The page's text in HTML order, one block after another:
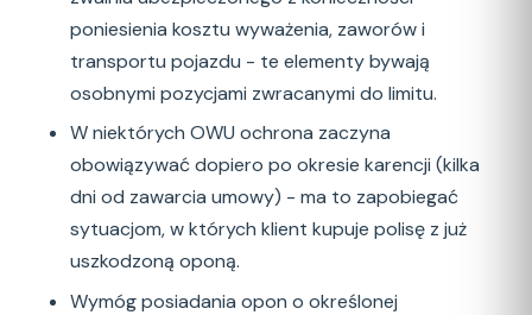
poniesienia kosztu wyważenia, zaworów i
transportu pojazdu - te elementy bywają
osobnymi pozycjami zwracanymi do limitu.
W niektórych OWU ochrona zaczyna
obowiązywać dopiero po okresie karencji (kilka
dni od zawarcia umowy) - ma to zapobiegać
sytuacjom, w których klient kupuje polisę z już
uszkodzoną oponą.
Wymóg posiadania opon o określonej